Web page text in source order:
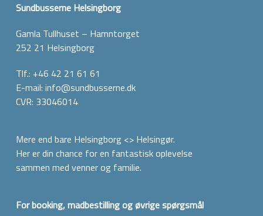
Sundbusserne Helsingborg
Gamla Tullhuset – Hamntorget
252 21 Helsingborg
Tlf.: +46 42 21 61 61
E-mail: info@sundbusserne.dk
CVR: 33046014
Mere end bare Helsingborg <> Helsingør.
Her er din chance for en fantastisk oplevelse
sammen med venner og familie.
For booking, madbestilling og øvrige spørgsmål